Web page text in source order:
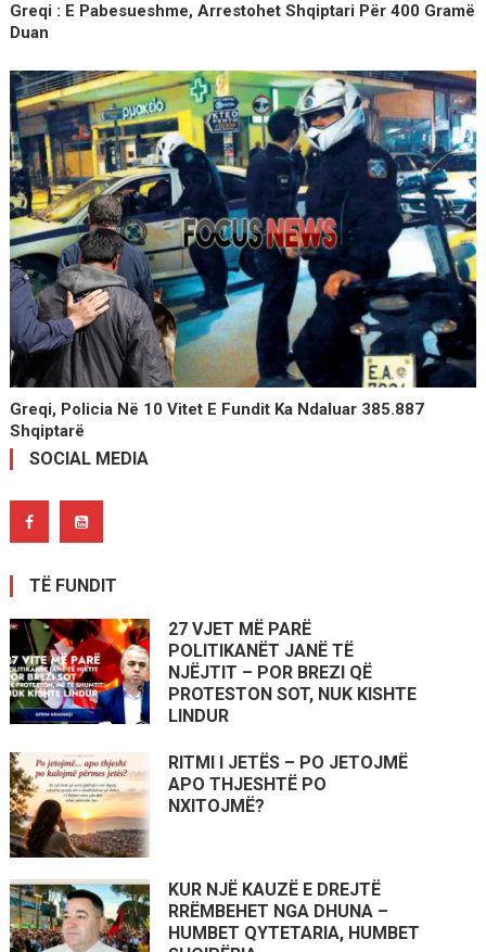
Greqi : E Pabesueshme, Arrestohet Shqiptari Për 400 Gramë
Duan
Greqi, Policia Në 10 Vitet E Fundit Ka Ndaluar 385.887
Shqiptarë
SOCIAL MEDIA
TË FUNDIT
27 VJET MË PARË
POLITIKANËT JANË TË
NJËJTIT – POR BREZI QË
PROTESTON SOT, NUK KISHTE
LINDUR
RITMI I JETËS – PO JETOJMË
APO THJESHTË PO
NXITOJMË?
KUR NJË KAUZË E DREJTË
RRËMBEHET NGA DHUNA –
HUMBET QYTETARIA, HUMBET